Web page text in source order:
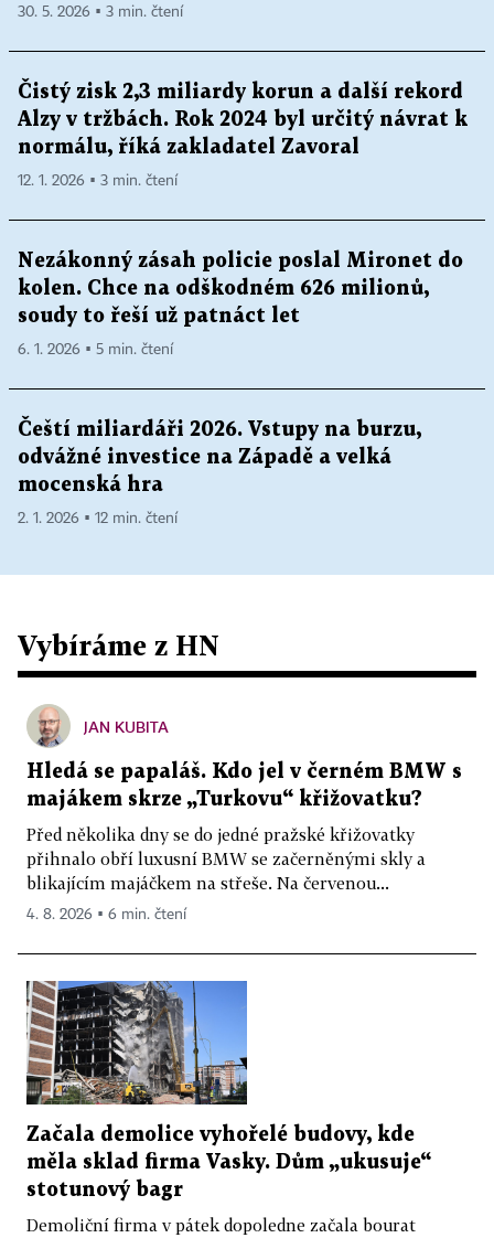
30. 5. 2026 ▪ 3 min. čtení
Čistý zisk 2,3 miliardy korun a další rekord
Alzy v tržbách. Rok 2024 byl určitý návrat k
normálu, říká zakladatel Zavoral
12. 1. 2026 ▪ 3 min. čtení
Nezákonný zásah policie poslal Mironet do
kolen. Chce na odškodném 626 milionů,
soudy to řeší už patnáct let
6. 1. 2026 ▪ 5 min. čtení
Čeští miliardáři 2026. Vstupy na burzu,
odvážné investice na Západě a velká
mocenská hra
2. 1. 2026 ▪ 12 min. čtení
Vybíráme z HN
JAN KUBITA
Hledá se papaláš. Kdo jel v černém BMW s
majákem skrze „Turkovu“ křižovatku?
Před několika dny se do jedné pražské křižovatky
přihnalo obří luxusní BMW se začerněnými skly a
blikajícím majáčkem na střeše. Na červenou...
4. 8. 2026 ▪ 6 min. čtení
Začala demolice vyhořelé budovy, kde
měla sklad firma Vasky. Dům „ukusuje“
stotunový bagr
Demoliční firma v pátek dopoledne začala bourat